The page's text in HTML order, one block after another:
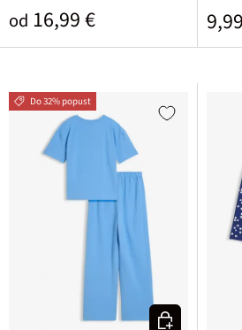
Običajna cena
od 16,99 €
Do 32% popust
Izberi varianto